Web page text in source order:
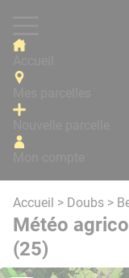
Accueil > Doubs >
Météo
(25)